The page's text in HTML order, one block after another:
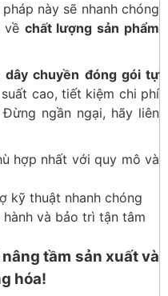
này sẽ nhanh chóng
về chất lượng sản phẩm
dây chuyền đóng gói tự
cao, tiết kiệm chi phí
ngần ngại, hãy liên
hợp nhất với quy mô và
kỹ thuật nhanh chóng
và bảo trì tận tâm
tầm sản xuất và
hóa!